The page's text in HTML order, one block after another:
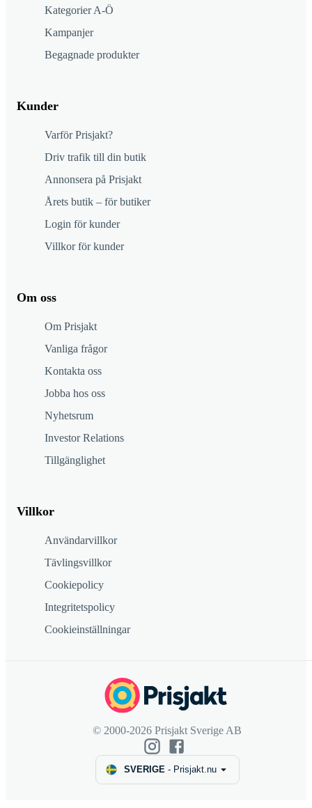
Kategorier A-Ö
Kampanjer
Begagnade produkter
Kunder
Varför Prisjakt?
Driv trafik till din butik
Annonsera på Prisjakt
Årets butik – för butiker
Login för kunder
Villkor för kunder
Om oss
Om Prisjakt
Vanliga frågor
Kontakta oss
Jobba hos oss
Nyhetsrum
Investor Relations
Tillgänglighet
Villkor
Användarvillkor
Tävlingsvillkor
Cookiepolicy
Integritetspolicy
Cookieinställningar
© 2000-2026 Prisjakt Sverige AB
SVERIGE- Prisjakt.nu